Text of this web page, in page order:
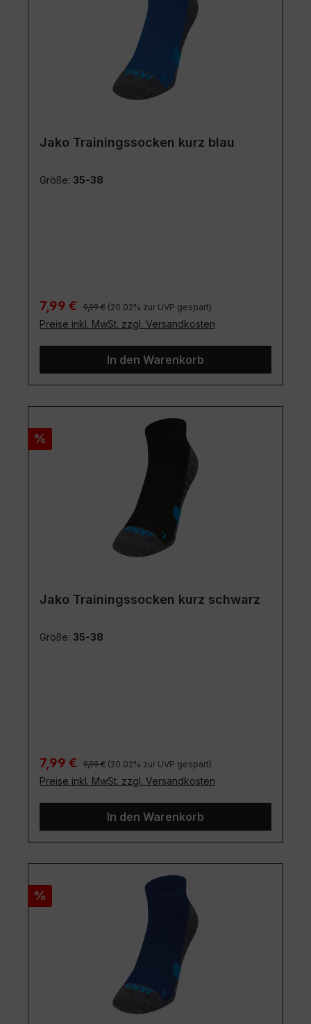
Jako Trainingssocken kurz blau
Größe: 35-38
Verkaufspreis:
7,99 € Regulärer Preis:
9,99 € (20.02% zur UVP gespart)
Preise inkl. MwSt. zzgl. Versandkosten
In den Warenkorb
Rabatt
%
Jako Trainingssocken kurz schwarz
Größe: 35-38
Verkaufspreis:
7,99 € Regulärer Preis:
9,99 € (20.02% zur UVP gespart)
Preise inkl. MwSt. zzgl. Versandkosten
In den Warenkorb
Rabatt
%